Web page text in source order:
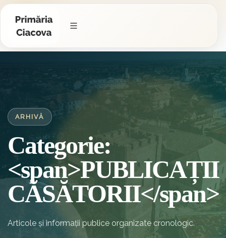
ARHIVĂ
Categorie:
<span>PUBLICAȚII
CĂSĂTORII</span>
Articole și informații publice organizate cronologic.